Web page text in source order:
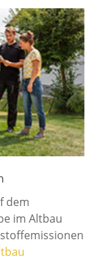
dem
im Altbau